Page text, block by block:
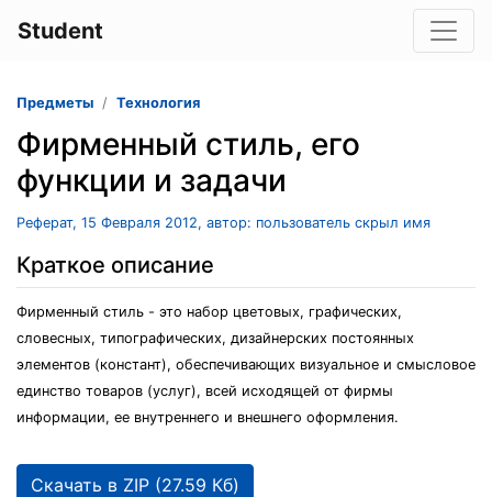
Student
Предметы Технология
Фирменный стиль, его
функции и задачи
Реферат, 15 Февраля 2012, автор: пользователь скрыл имя
Краткое описание
Фирменный стиль - это набор цветовых, графических,
словесных, типографических, дизайнерских постоянных
элементов (констант), обеспечивающих визуальное и смысловое
единство товаров (услуг), всей исходящей от фирмы
информации, ее внутреннего и внешнего оформления.
Скачать в ZIP (27.59 Кб)